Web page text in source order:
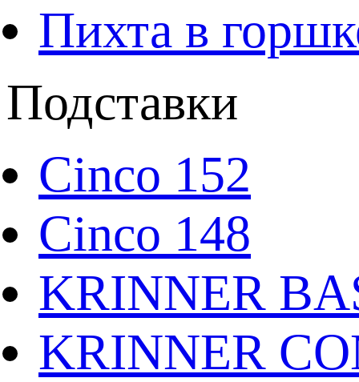
Пихта в
Подставки
Cinco 152
Cinco 148
KRINNER
KRINNER